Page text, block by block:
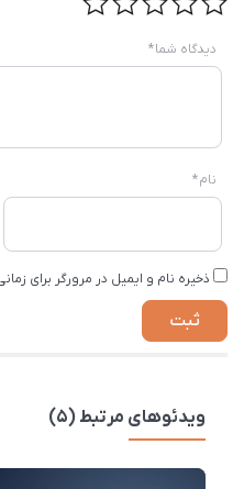
دیدگاه شما*
نام*
ذخیره نام و ایمیل در مرورگر برای
ویدئوهای مرتبط (5)